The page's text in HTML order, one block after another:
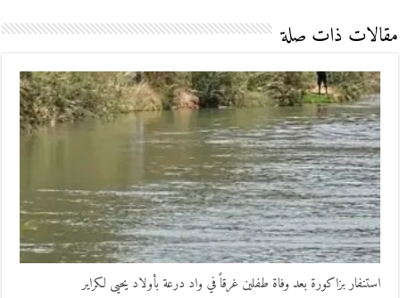
مقالات ذات صلة
استنفار بزاكورة بعد وفاة طفلين غرقاً في واد درعة بأولاد يحيى لكراير